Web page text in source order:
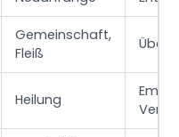
Gemeinschaft,
Fleiß
Heilung